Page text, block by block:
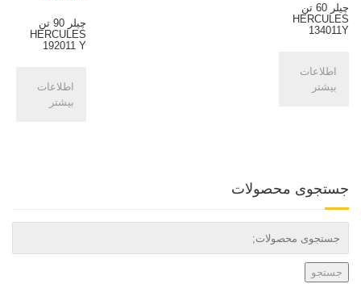
چیلر 60 تن
HERCULES
134011Y
اطلاعات
بیشتر
چیلر 90 تن
HERCULES
192011 Y
اطلاعات
بیشتر
جستجوی محصولات
جستجو